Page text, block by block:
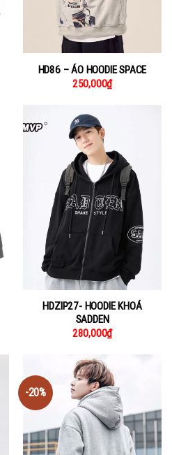
HD86 – ÁO HOODIE SPACE
250,000₫
HDZIP27- HOODIE KHOÁ
SADDEN
280,000₫
-20%